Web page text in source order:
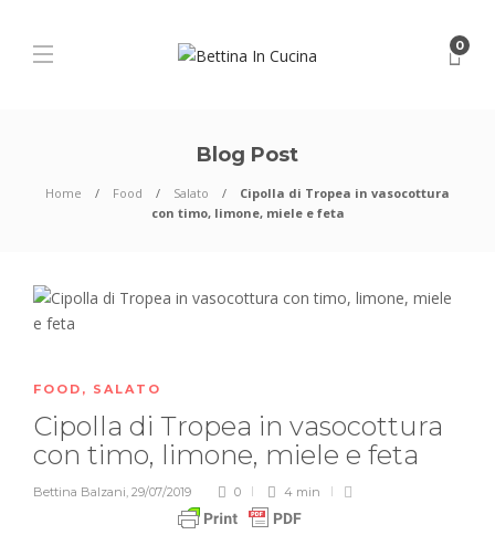
0
Blog Post
Home Food Salato
Cipolla di Tropea in vasocottura
con timo, limone, miele e feta
FOOD , SALATO
Cipolla di Tropea in vasocottura
con timo, limone, miele e feta
Bettina Balzani, 29/07/2019 0 4 min